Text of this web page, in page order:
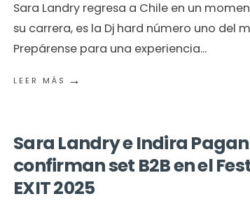
Sara Landry regresa a Chile en un
su carrera, es la Dj hard número uno del
Prepárense para una experiencia...
LEER MÁS →
Sara Landry e Indira
confirman set B2B en el
EXIT 2025